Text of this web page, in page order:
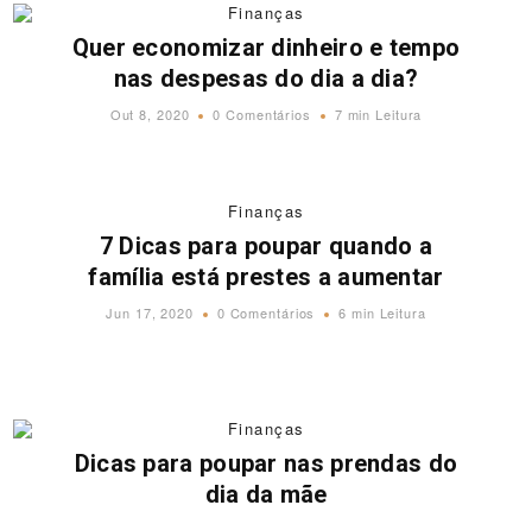
Finanças
Quer economizar dinheiro e tempo
nas despesas do dia a dia?
Out 8, 2020 0 Comentários 7 min Leitura
Finanças
7 Dicas para poupar quando a
família está prestes a aumentar
Jun 17, 2020 0 Comentários 6 min Leitura
Finanças
Dicas para poupar nas prendas do
dia da mãe